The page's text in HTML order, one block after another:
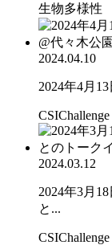
生物多様性
2024.04.10
2024年4月
CSIChallenge
2024.03.12
2024年3月
と...
CSIChallenge